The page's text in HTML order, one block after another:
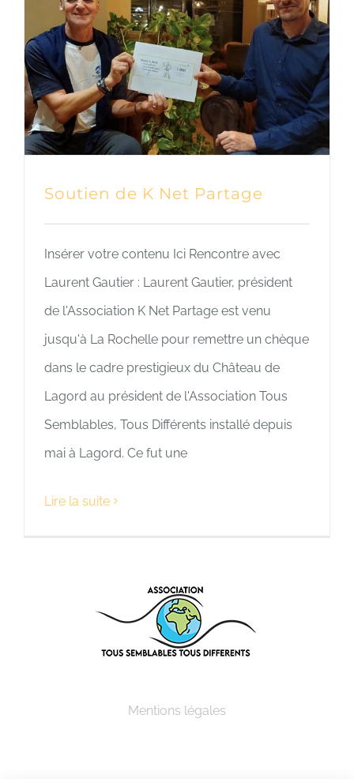
Soutien de K Net Partage
Insérer votre contenu Ici Rencontre avec
Laurent Gautier : Laurent Gautier, président
de l'Association K Net Partage est venu
jusqu'à La Rochelle pour remettre un chèque
dans le cadre prestigieux du Château de
Lagord au président de l'Association Tous
Semblables, Tous Différents installé depuis
mai à Lagord. Ce fut une
Lire la suite
Mentions légales